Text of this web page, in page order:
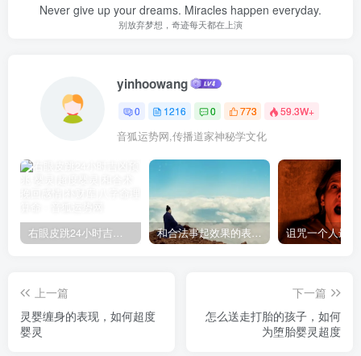
Never give up your dreams. Miracles happen everyday.
别放弃梦想，奇迹每天都在上演
yinhoowang
0 1216 0 773 59.3W+
音狐运势网,传播道家神秘学文化
右眼皮跳24小时吉凶预兆 和合法事起效果的表现，出现这些就要留意了
上一篇
灵婴缠身的表现，如何超度
婴灵
下一篇
怎么送走打胎的孩子，如何
为堕胎婴灵超度